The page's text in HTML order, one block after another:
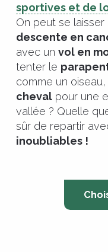
sportives et de
On peut se laisser
descente en
avec un vol en
tenter le
comme un
cheval pour une
vallée ? Quelle
sûr de repartir
inoubliables !